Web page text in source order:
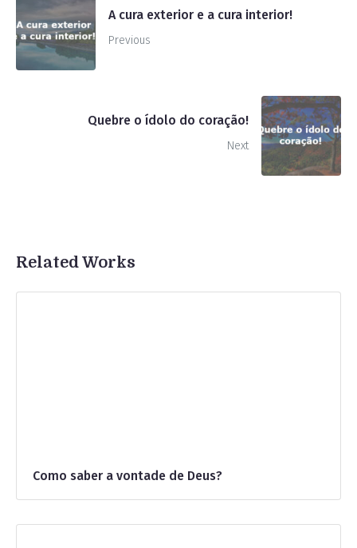
A cura exterior e a cura interior!
Previous
Quebre o ídolo do coração!
Next
Related Works
Como saber a vontade de Deus?